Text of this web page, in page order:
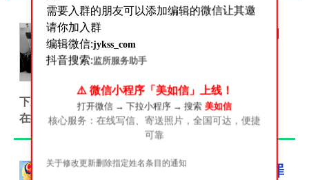
答:关于我们是做什么的
友添加我们微信号之后多会问
这个问题!这里我来统一答复一
下从我们的网站名字大家应该可以看得出来.我们是给
在押人员、服刑人员、刑满释放人员...
[教程]广东省各个监狱罪
需要入群的朋友可以添加编辑的微信让其邀
请你加入群
编辑微信:jykss_com
抖音搜索:监所服务助手
⚠️ 微信小程序「美如信」上线！
打开微信 → 下拉小程序 → 搜索 美如信
核心服务：在线写信、寄送照片，全国可达，便捷
可靠
关于修改更新删除指定姓名条目的通知